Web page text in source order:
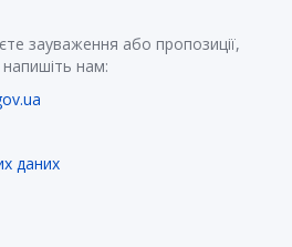
зауваження або пропозиції,
нам:
даних